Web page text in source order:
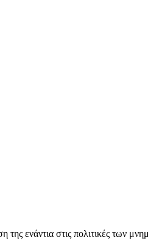
ενάντια στις πολιτικές των